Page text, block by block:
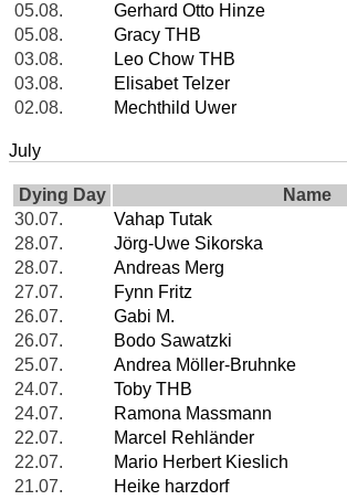
05.08.
Gerhard Otto Hinze
05.08.
Gracy THB
03.08.
Leo Chow THB
03.08.
Elisabet Telzer
02.08.
Mechthild Uwer
July
Dying Day
Name
30.07.
Vahap Tutak
28.07.
Jörg-Uwe Sikorska
28.07.
Andreas Merg
27.07.
Fynn Fritz
26.07.
Gabi M.
26.07.
Bodo Sawatzki
25.07.
Andrea Möller-Bruhnke
24.07.
Toby THB
24.07.
Ramona Massmann
22.07.
Marcel Rehländer
22.07.
Mario Herbert Kieslich
21.07.
Heike harzdorf